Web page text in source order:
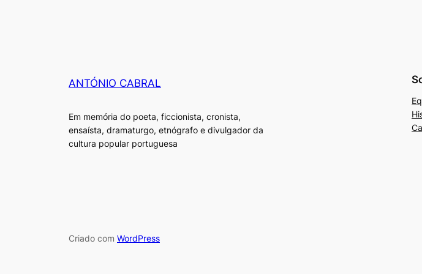
ANTÓNIO CABRAL
Em memória do poeta, ficcionista, cronista,
ensaísta, dramaturgo, etnógrafo e divulgador da
cultura popular portuguesa
Criado com WordPress